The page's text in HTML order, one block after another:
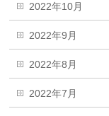
2022年10月
2022年9月
2022年8月
2022年7月